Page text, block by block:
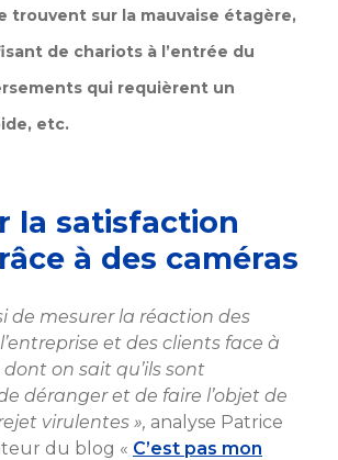
trouvent sur la mauvaise étagère,
de chariots à l’entrée du
qui requièrent un
etc.
la satisfaction
à des caméras
de mesurer la réaction des
et des clients face à
on sait qu’ils sont
déranger et de faire l’objet de
virulentes », analyse Patrice
du blog « C’est pas mon